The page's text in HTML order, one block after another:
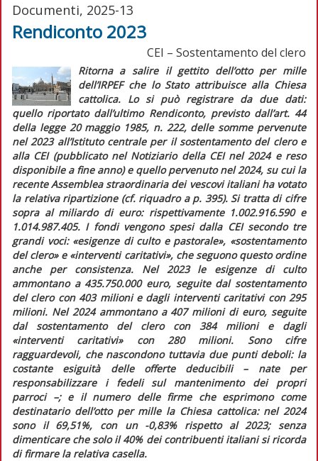
Documenti, 2025-13
Rendiconto 2023
CEI – Sostentamento del clero
Ritorna a salire il gettito dell’otto per mille
dell’IRPEF che lo Stato attribuisce alla Chiesa
cattolica. Lo si può registrare da due dati:
quello riportato dall’ultimo Rendiconto, previsto dall’art. 44
della legge 20 maggio 1985, n. 222, delle somme pervenute
nel 2023 all’Istituto centrale per il sostentamento del clero e
alla CEI(pubblicato nelNotiziario della CEI nel 2024 e reso
disponibile a fine anno) e quello pervenuto nel 2024, su cui la
recente Assemblea straordinaria dei vescovi italiani ha votato
la relativa ripartizione (cf. riquadro a p. 395). Si tratta di cifre
sopra al miliardo di euro: rispettivamente 1.002.916.590 e
1.014.987.405. I fondi vengono spesi dalla CEI secondo tre
grandi voci: «esigenze di culto e pastorale», «sostentamento
del clero» e «interventi caritativi», che seguono questo ordine
anche per consistenza. Nel 2023 le esigenze di culto
ammontano a 435.750.000 euro, seguite dal sostentamento
del clero con 403 milioni e dagli interventi caritativi con 295
milioni. Nel 2024 ammontano a 407 milioni di euro, seguite
dal sostentamento del clero con 384 milioni e dagli
«interventi caritativi» con 280 milioni. Sono cifre
ragguardevoli, che nascondono tuttavia due punti deboli: la
costante esiguità delle offerte deducibili – nate per
responsabilizzare i fedeli sul mantenimento dei propri
parroci –; e il numero delle firme che esprimono come
destinatario dell’otto per mille la Chiesa cattolica: nel 2024
sono il 69,51%, con un -0,83% rispetto al 2023; senza
dimenticare che solo il 40% dei contribuenti italiani si ricorda
di firmare la relativa casella.